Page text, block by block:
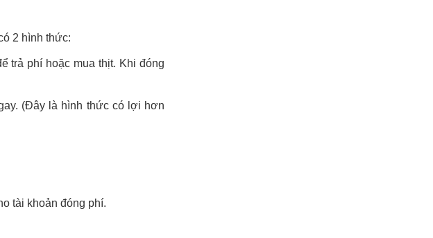
2 hình thức:
trả phí hoặc mua thịt. Khi đóng
(Đây là hình thức có lợi hơn
tài khoản đóng phí.